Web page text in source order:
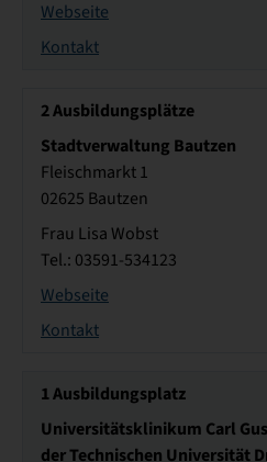
Webseite
Kontakt
2Ausbildungsplätze
Stadtverwaltung Bautzen
Fleischmarkt 1
02625 Bautzen
Frau Lisa Wobst
Tel.: 03591-534123
Webseite
Kontakt
1Ausbildungsplatz
Universitätsklinikum Carl
der Technischen Universität